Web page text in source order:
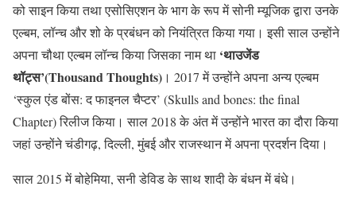
को साइन किया तथा एसोसिएशन के भाग के रूप में सोनी म्यूजिक द्वारा उनके
एल्बम, लॉन्च और शो के प्रबंधन को नियंत्रित किया गया। इसी साल उन्होंने
अपना चौथा एल्बम लॉन्च किया जिसका नाम था ‘थाउजेंड
थॉट्स’(Thousand Thoughts) । 2017 में उन्होंने अपना अन्य एल्बम
‘स्कुल एंड बोंस: द फाइनल चैप्टर’ (Skulls and bones: the final
Chapter) रिलीज किया। साल 2018 के अंत में उन्होंने भारत का दौरा किया
जहां उन्होंने चंडीगढ़, दिल्ली, मुंबई और राजस्थान में अपना प्रदर्शन दिया।
साल 2015 में बोहेमिया, सनी डेविड के साथ शादी के बंधन में बंधे।